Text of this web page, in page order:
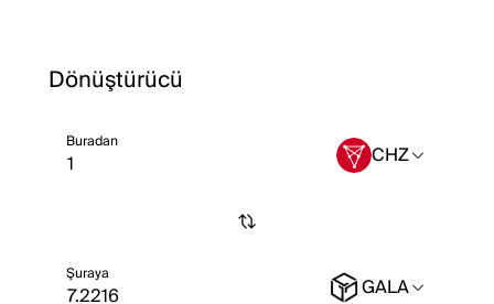
Dönüştürücü
Buradan CHZ
Şuraya GALA